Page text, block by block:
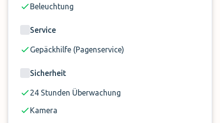
Beleuchtung
Service
Gepäckhilfe (Pagenservice)
Sicherheit
24 Stunden Überwachung
Kamera